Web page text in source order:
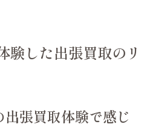
験した出張買取のリ
張買取体験で感じ